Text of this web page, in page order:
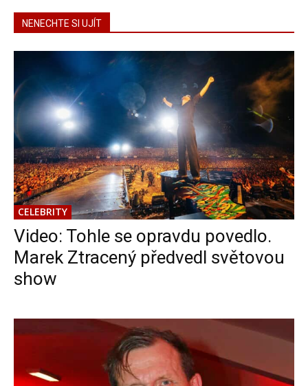
NENECHTE SI UJÍT
CELEBRITY
Video: Tohle se opravdu povedlo.
Marek Ztracený předvedl světovou
show